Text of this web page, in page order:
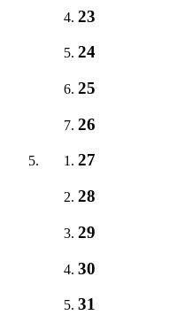
23
24
25
26
27
28
29
30
31